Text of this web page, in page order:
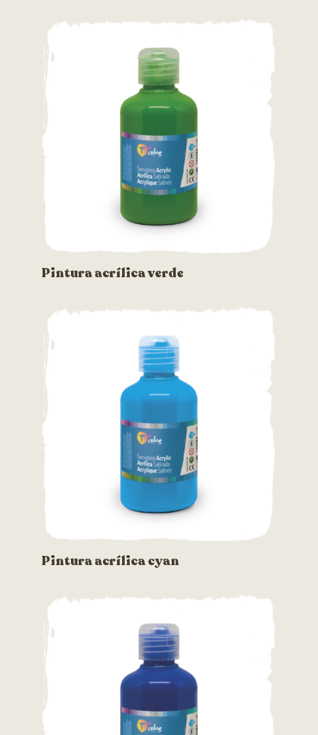
Pintura acrílica verde
Pintura acrílica cyan